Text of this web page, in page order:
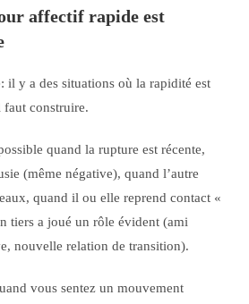
affectif rapide est
il y a des situations où la rapidité est
faut construire.
quand la rupture est récente,
(même négative), quand l’autre
quand il ou elle reprend contact «
tiers a joué un rôle évident (ami
nouvelle relation de transition).
vous sentez un mouvement